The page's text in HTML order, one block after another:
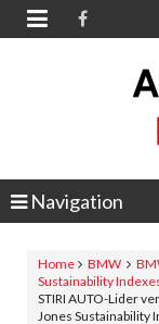

Navigation
Home BMW
Sustainability
STIRI AUTO-Lider
Jones Sustainability